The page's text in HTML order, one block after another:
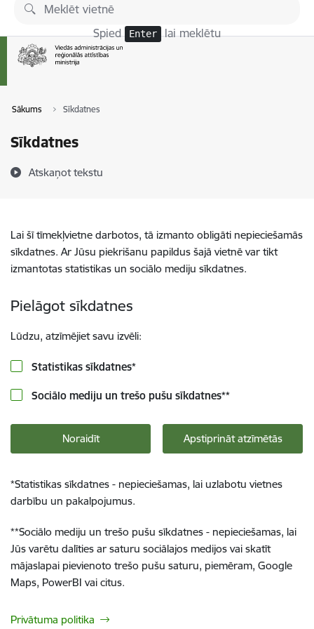
Pāriet uz lapas saturu
Spied Enter lai meklētu
Sākums Sīkdatnes
Sīkdatnes
Atskaņot tekstu
Lai šī tīmekļvietne darbotos, tā izmanto obligāti nepieciešamās
sīkdatnes. Ar Jūsu piekrišanu papildus šajā vietnē var tikt
izmantotas statistikas un sociālo mediju sīkdatnes.
Pielāgot sīkdatnes
Lūdzu, atzīmējiet savu izvēli:
Statistikas sīkdatnes*
Sociālo mediju un trešo pušu sīkdatnes**
Noraidīt Apstiprināt atzīmētās
*Statistikas sīkdatnes - nepieciešamas, lai uzlabotu vietnes
darbību un pakalpojumus.
**Sociālo mediju un trešo pušu sīkdatnes - nepieciešamas, lai
Jūs varētu dalīties ar saturu sociālajos medijos vai skatīt
mājaslapai pievienoto trešo pušu saturu, piemēram, Google
Maps, PowerBI vai citus.
Privātuma politika